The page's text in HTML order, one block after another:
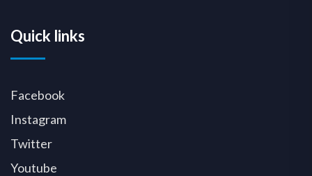
Quick links
Facebook
Instagram
Twitter
Youtube